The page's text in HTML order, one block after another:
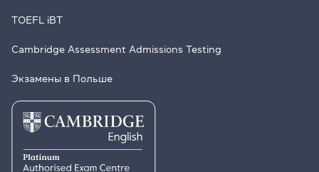
TOEFL iBT
Cambridge Assessment Admissions Testing
Экзамены в Польше